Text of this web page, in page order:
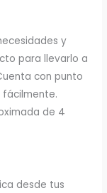
y
para llevarlo a
con punto
fácilmente.
de 4
desde tus